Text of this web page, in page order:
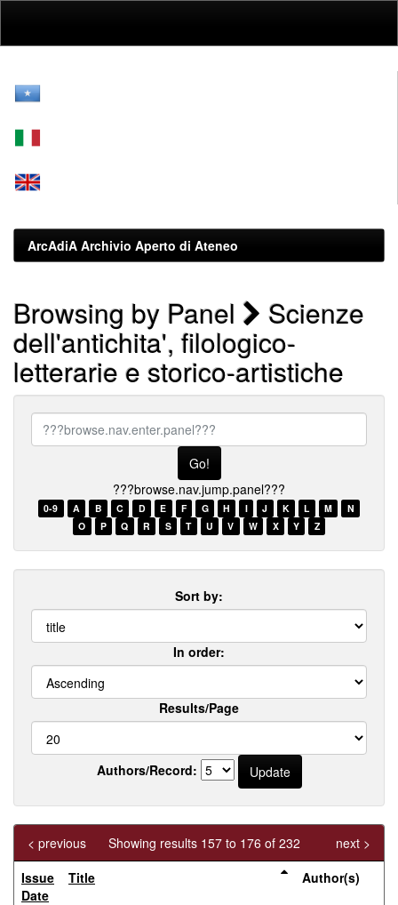
ArcAdiA Archivio Aperto di Ateneo
Browsing by Panel Scienze
dell'antichita', filologico-
letterarie e storico-artistiche
???
browse.nav.enter.panel???
???browse.nav.jump.panel???
0-9 A B C D E F G H I J K L M
N
O
P Q R S T U V W X Y Z
Sort by:
In order:
Results/Page
Authors/Record:
Showing results 157 to 176 of 232
< previous
next >
Issue
Date
Title Author(s)